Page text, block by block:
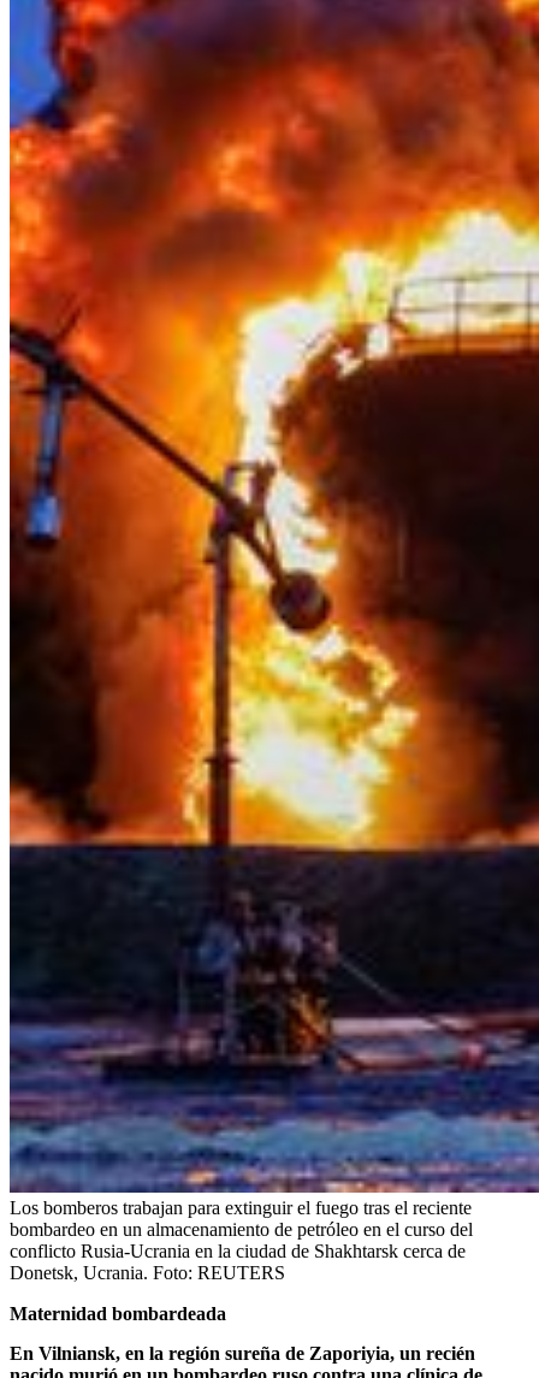
Los bomberos trabajan para extinguir el fuego tras el reciente
bombardeo en un almacenamiento de petróleo en el curso del
conflicto Rusia-Ucrania en la ciudad de Shakhtarsk cerca de
Donetsk, Ucrania. Foto: REUTERS
Maternidad bombardeada
En Vilniansk, en la región sureña de Zaporiyia, un recién